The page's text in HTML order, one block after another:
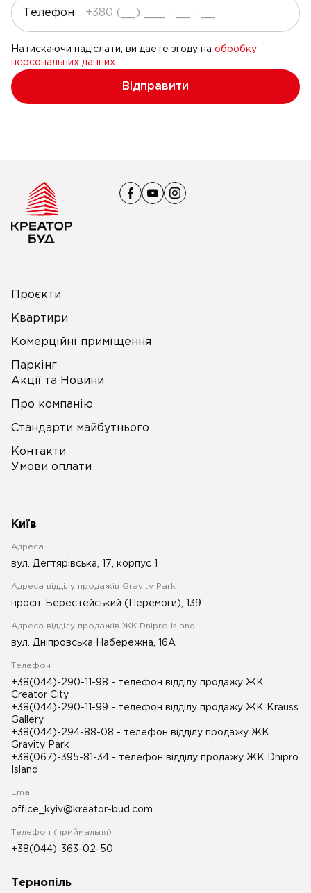
Телефон
Натискаючи надіслати, ви даете згоду на обробку
персональних данних
Відправити
Проєкти
Квартири
Комерційні приміщення
Паркінг
Акції та Новини
Про компанію
Стандарти майбутнього
Контакти
Умови оплати
Київ
Адреса
вул. Дегтярівська, 17, корпус 1
Адреса відділу продажів Gravity Park
просп. Берестейський (Перемоги), 139
Адреса відділу продажів ЖК Dnipro Island
вул. Дніпровська Набережна, 16А
Телефон
+38(044)-290-11-98 - телефон відділу продажу ЖК
Creator City
+38(044)-290-11-99 - телефон відділу продажу ЖК Krauss
Gallery
+38(044)-294-88-08 - телефон відділу продажу ЖК
Gravity Park
+38(067)-395-81-34 - телефон відділу продажу ЖК Dnipro
Island
Email
office_kyiv@kreator-bud.com
Телефон (приймальня)
+38(044)-363-02-50
Тернопіль